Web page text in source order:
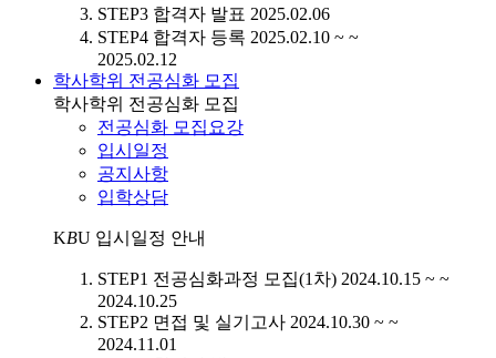
STEP3 합격자 발표 2025.02.06
STEP4 합격자 등록 2025.02.10 ~ ~
2025.02.12
학사학위 전공심화 모집
학사학위 전공심화 모집
전공심화 모집요강
입시일정
공지사항
입학상담
KBU 입시일정 안내
STEP1 전공심화과정 모집(1차) 2024.10.15 ~ ~
2024.10.25
STEP2 면접 및 실기고사 2024.10.30 ~ ~
2024.11.01